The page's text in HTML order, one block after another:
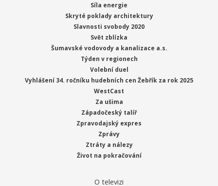
Síla energie
Skryté poklady architektury
Slavnosti svobody 2020
Svět zblízka
Šumavské vodovody a kanalizace a.s.
Týden v regionech
Volební duel
Vyhlášení 34. ročníku hudebních cen Žebřík za rok 2025
WestCast
Za ušima
Západočeský talíř
Zpravodajský expres
Zprávy
Ztráty a nálezy
Život na pokračování
O televizi